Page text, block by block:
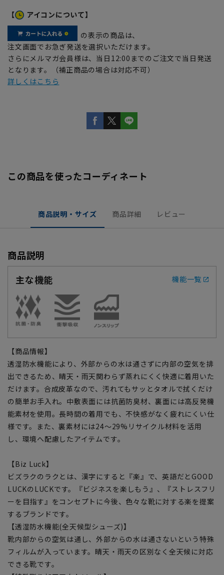
【 アイコンについて】
の表示の商品は、
注文画面でお急ぎ発送を選択いただけます。
さらにメルマガ会員様は、当日12:00までのご注文で当日発送
となります。（補正商品の場合は対応不可）
詳しくはこちら
この商品を使ったコーディネート
商品説明・サイズ 商品詳細 レビュー
商品説明
主な機能
機能一覧
【商品情報】
透湿防水機能により、外部からの水は通さずに内部の空気を排
出できるため、晴天・雨天関わらず蒸れにくく快適に着用いた
だけます。合成皮革なので、汚れてもサッとタオルで拭くだけ
の簡単お手入れ。中敷表面には抗菌防臭材、裏面には高反発機
能素材を使用。長時間の着用でも、不快感がなく疲れにくい仕
様です。また、裏素材には24～29%リサイクル材料を活用
し、環境へ配慮したアイテムです。
【Biz Luck】
ビズラクのラクとは、漢字にすると『楽』で、英語だとGOOD
LUCKのLUCKです。『ビジネスを楽しもう』、『ストレスフリ
ーを目指す』をコンセプトに今後、色々な靴に対する楽を提案
するブランドです。
【透湿防水機能(全天候型シューズ)】
靴内部からの空気は通し、外部からの水は通さないという特殊
フィルムが入っています。晴天・雨天の区別なく全天候に対応
できる靴です。